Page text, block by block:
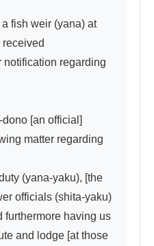
fish weir (yana) at
notification regarding
dono [an official]
matter regarding
(yana-yaku), [the
officials (shita-yaku)
furthermore having us
and lodge [at those